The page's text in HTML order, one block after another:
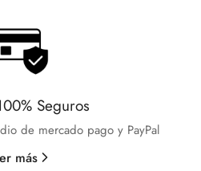
Seguros
de mercado pago y PayPal
más